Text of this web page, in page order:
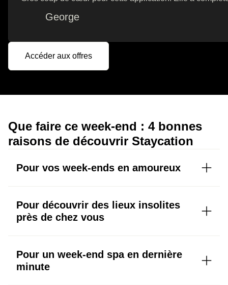
George
Accéder aux offres
Que faire ce week-end : 4 bonnes
raisons de découvrir Staycation
Pour vos week-ends en amoureux
Pour découvrir des lieux insolites
près de chez vous
Pour un week-end spa en dernière
minute